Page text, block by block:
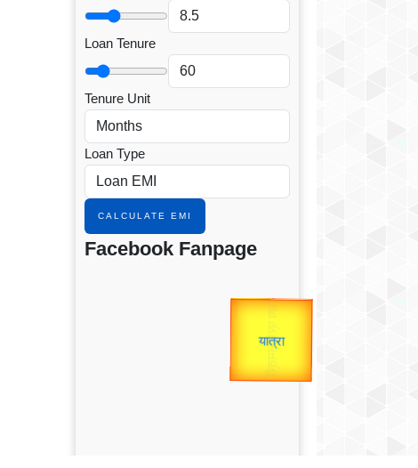
Loan Tenure
Tenure Unit
Loan Type
CALCULATE EMI
Facebook Fanpage
उप प्रधानमंत्री
Valentine's
उपराष्ट्रपति
यात्रा
Gold Rate
unTV Special